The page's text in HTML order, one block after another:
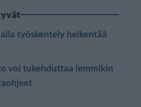
työskentely heikentää
voi tukehduttaa lemmikin